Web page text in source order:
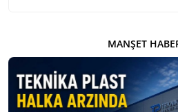
MANŞET